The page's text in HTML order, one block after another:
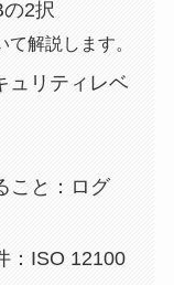
2択
解説します。
ュリティレベ
こと：ログ
：ISO 12100